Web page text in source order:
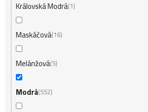
Královská Modrá 1
Maskáčová 16
Melánžová 5
Modrá 552